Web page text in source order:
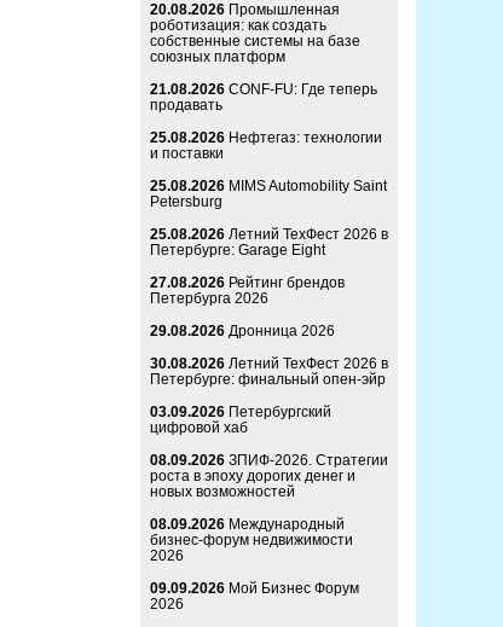
20.08.2026 Промышленная
роботизация: как создать
собственные системы на базе
союзных платформ
21.08.2026 CONF-FU: Где теперь
продавать
25.08.2026 Нефтегаз: технологии
и поставки
25.08.2026 MIMS Automobility Saint
Petersburg
25.08.2026 Летний ТехФест 2026 в
Петербурге: Garage Eight
27.08.2026 Рейтинг брендов
Петербурга 2026
29.08.2026 Дронница 2026
30.08.2026 Летний ТехФест 2026 в
Петербурге: финальный опен-эйр
03.09.2026 Петербургский
цифровой хаб
08.09.2026 ЗПИФ-2026. Стратегии
роста в эпоху дорогих денег и
новых возможностей
08.09.2026 Международный
бизнес-форум недвижимости
2026
09.09.2026 Мой Бизнес Форум
2026